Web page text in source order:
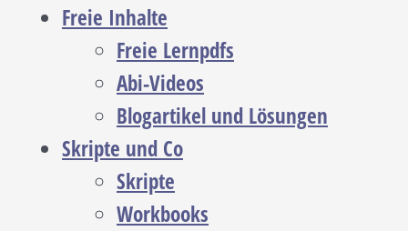
Freie Inhalte
Freie Lernpdfs
Abi-Videos
Blogartikel und Lösungen
Skripte und Co
Skripte
Workbooks